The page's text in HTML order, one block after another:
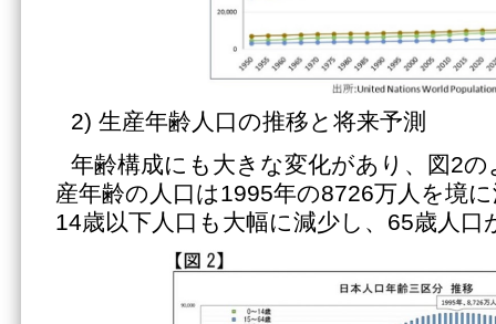
2) 生産年齢人口の推移と将来予測
年齢構成にも大きな変化があり、図2
産年齢の人口は1995年の8726万人を境
14歳以下人口も大幅に減少し、65歳人口